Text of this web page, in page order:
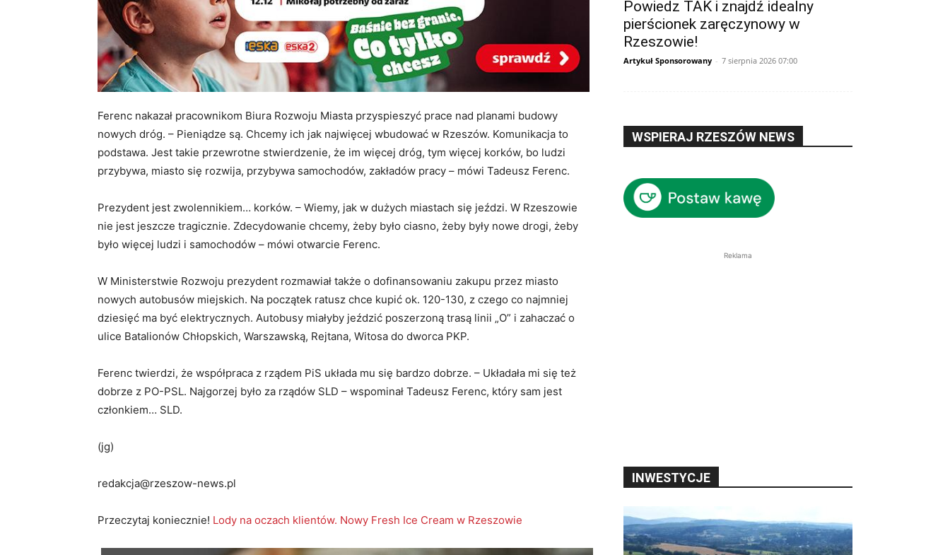
Ferenc nakazał pracownikom Biura Rozwoju Miasta przyspieszyć prace nad planami budowy
nowych dróg. – Pieniądze są. Chcemy ich jak najwięcej wbudować w Rzeszów. Komunikacja to
podstawa. Jest takie przewrotne stwierdzenie, że im więcej dróg, tym więcej korków, bo ludzi
przybywa, miasto się rozwija, przybywa samochodów, zakładów pracy – mówi Tadeusz Ferenc.
Prezydent jest zwolennikiem… korków. – Wiemy, jak w dużych miastach się jeździ. W Rzeszowie
nie jest jeszcze tragicznie. Zdecydowanie chcemy, żeby było ciasno, żeby były nowe drogi, żeby
było więcej ludzi i samochodów – mówi otwarcie Ferenc.
W Ministerstwie Rozwoju prezydent rozmawiał także o dofinansowaniu zakupu przez miasto
nowych autobusów miejskich. Na początek ratusz chce kupić ok. 120-130, z czego co najmniej
dziesięć ma być elektrycznych. Autobusy miałyby jeździć poszerzoną trasą linii „O” i zahaczać o
ulice Batalionów Chłopskich, Warszawską, Rejtana, Witosa do dworca PKP.
Ferenc twierdzi, że współpraca z rządem PiS układa mu się bardzo dobrze. – Układała mi się też
dobrze z PO-PSL. Najgorzej było za rządów SLD – wspominał Tadeusz Ferenc, który sam jest
członkiem… SLD.
(jg)
redakcja@rzeszow-news.pl
Przeczytaj koniecznie! Lody na oczach klientów. Nowy Fresh Ice Cream w Rzeszowie
Powiedz TAK i znajdź idealny
pierścionek zaręczynowy w
Rzeszowie!
Artykuł Sponsorowany - 7 sierpnia 2026 07:00
WSPIERAJ RZESZÓW NEWS
Reklama
INWESTYCJE